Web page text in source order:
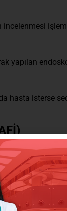
incelenmesi
yapılan
hasta isterse
organların